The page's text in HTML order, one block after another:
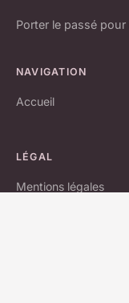
Porter le passé
NAVIGATION
Accueil
LÉGAL
Mentions légales